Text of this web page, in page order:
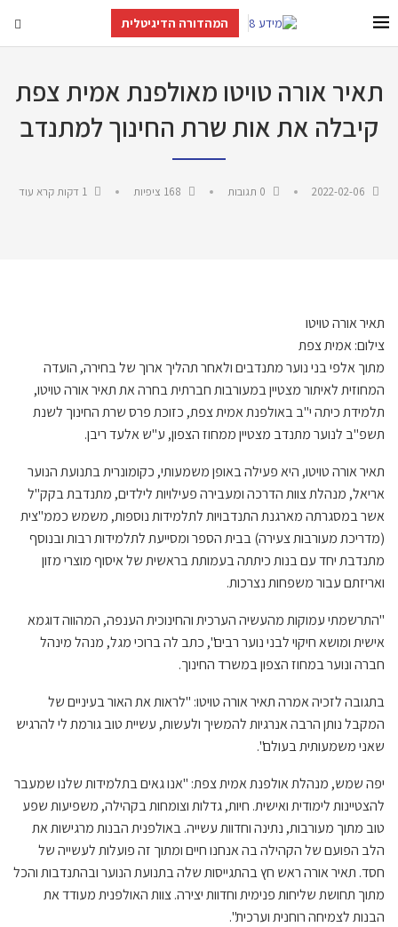
המהדורה הדיגיטלית
תאיר אורה טויטו מאולפנת אמית צפת
קיבלה את אות שרת החינוך למתנדב
2022-02-06
168 ציפיות
תאיר אורה טויטו
צילום: אמית צפת
מתוך אלפי בני נוער מתנדבים ולאחר תהליך ארוך של בחירה, הועדה
המחוזית לאיתור מצטיין במעורבות חברתית בחרה את תאיר אורה טויטו,
תלמידת כיתה י"ב באולפנת אמית צפת, כזוכת פרס שרת החינוך לשנת
תשפ"ב לנוער מתנדב מצטיין ממחוז הצפון, ע"ש אלעד ריבן.
תאיר אורה טויטו, היא פעילה באופן משמעותי, כקומונרית בתנועת הנוער
אריאל, מנהלת צוות הדרכה ומעבירה פעילויות לילדים, מתנדבת בקק"ל
אשר במסגרתה מארגנת התנדבויות לתלמידות נוספות, משמש כממ"צית
(מדריכת מעורבות צעירה) בבית הספר ומסייעת לתלמידות רבות ובנוסף
מתנדבת יחד עם בנות כיתתה בעמותת בראשית של איסוף מוצרי מזון
ואריזתם עבור משפחות נצרכות.
"התרשמתי עמוקות מהעשיה הערכית והחינוכית הענפה, המהווה דוגמא
אישית ומושא חיקוי לבני נוער רבים", כתב לה ברוכי מגל, מנהל מינהל
חברה ונוער במחוז הצפון במשרד החינוך.
בתגובה לזכיה אמרה תאיר אורה טויטו: "לראות את האור בעיניים של
המקבל נותן הרבה אנרגיות להמשיך ולעשות, עשיית טוב גורמת לי להרגיש
שאני משמעותית בעולם".
יפה שמש, מנהלת אולפנת אמית צפת: "אנו גאים בתלמידות שלנו שמעבר
להצטיינות לימודית ואישית. חיות, גדלות וצומחות בקהילה, משפיעות שפע
טוב מתוך מעורבות, נתינה וחדוות עשייה. באולפנית הבנות מרגישות את
הלב הפועם של הקהילה בה אנחנו חיים ומתוך זה פועלות לעשייה של
חסד. תאיר אורה ראש חץ בהתגייסות שלה בתנועת הנוער ובהתנדבות והכל
מתוך תחושת שליחות פנימית וחדוות יצירה. צוות האולפנית מעודד את
הבנות לצמיחה רוחנית וערכית".